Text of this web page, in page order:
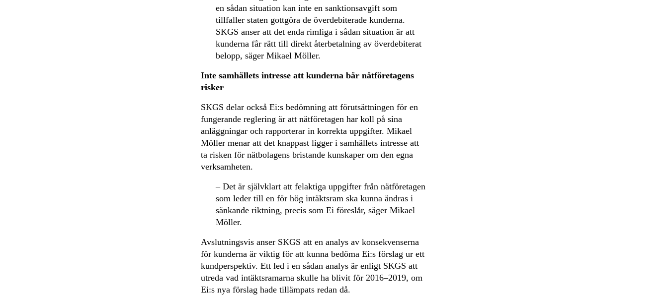
en sådan situation kan inte en sanktionsavgift som
tillfaller staten gottgöra de överdebiterade kunderna.
SKGS anser att det enda rimliga i sådan situation är att
kunderna får rätt till direkt återbetalning av överdebiterat
belopp, säger Mikael Möller.
Inte samhällets intresse att kunderna bär nätföretagens
risker
SKGS delar också Ei:s bedömning att förutsättningen för en
fungerande reglering är att nätföretagen har koll på sina
anläggningar och rapporterar in korrekta uppgifter. Mikael
Möller menar att det knappast ligger i samhällets intresse att
ta risken för nätbolagens bristande kunskaper om den egna
verksamheten.
– Det är självklart att felaktiga uppgifter från nätföretagen
som leder till en för hög intäktsram ska kunna ändras i
sänkande riktning, precis som Ei föreslår, säger Mikael
Möller.
Avslutningsvis anser SKGS att en analys av konsekvenserna
för kunderna är viktig för att kunna bedöma Ei:s förslag ur ett
kundperspektiv. Ett led i en sådan analys är enligt SKGS att
utreda vad intäktsramarna skulle ha blivit för 2016–2019, om
Ei:s nya förslag hade tillämpats redan då.